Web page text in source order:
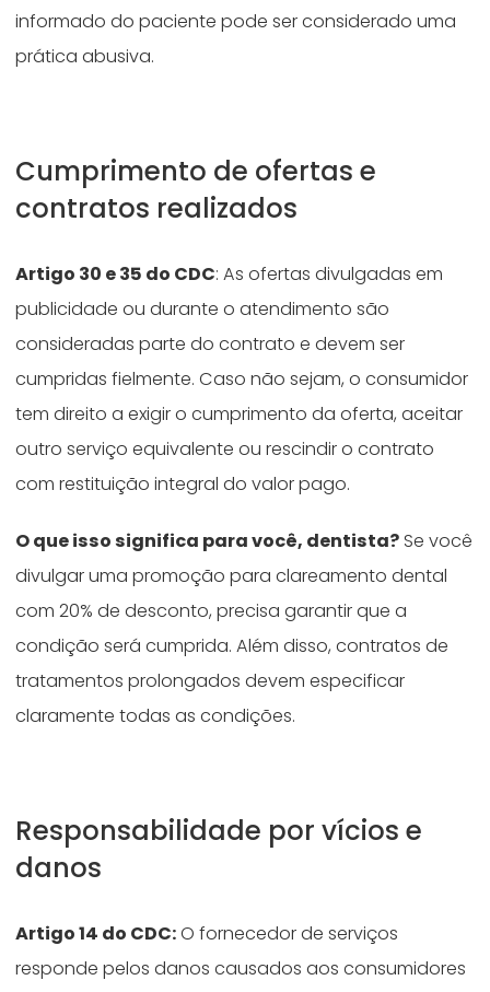
informado do paciente pode ser considerado uma
prática abusiva.
Cumprimento de ofertas e
contratos realizados
Artigo 30 e 35 do CDC: As ofertas divulgadas em
publicidade ou durante o atendimento são
consideradas parte do contrato e devem ser
cumpridas fielmente. Caso não sejam, o consumidor
tem direito a exigir o cumprimento da oferta, aceitar
outro serviço equivalente ou rescindir o contrato
com restituição integral do valor pago.
O que isso significa para você, dentista?Se você
divulgar uma promoção para clareamento dental
com 20% de desconto, precisa garantir que a
condição será cumprida. Além disso, contratos de
tratamentos prolongados devem especificar
claramente todas as condições.
Responsabilidade por vícios e
danos
Artigo 14 do CDC:O fornecedor de serviços
responde pelos danos causados aos consumidores